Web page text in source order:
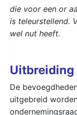
die voor een or
is teleurstellend.
wel nut heeft.
Uitbreiding
De
uitgebreid